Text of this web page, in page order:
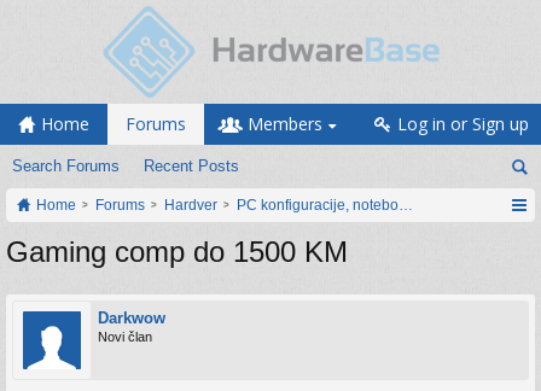
Home Forums
Search Forums Recent Posts
Members Log in or Sign up
Home Forums Hardver PC konfiguracije, notebook računari, servis
Gaming comp do 1500 KM
Darkwow
Novi član